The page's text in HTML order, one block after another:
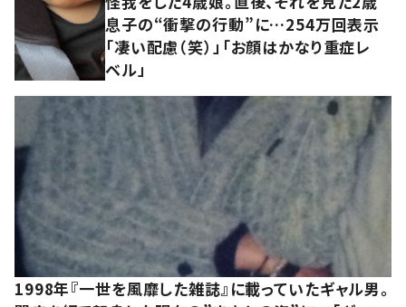
息子の“衝撃の行動”に…254万回表示
「凄い配慮（笑）」「お顔はかなり重症レ
ベル」
1998年『一世を風靡した雑誌』に載っていたギャル男。